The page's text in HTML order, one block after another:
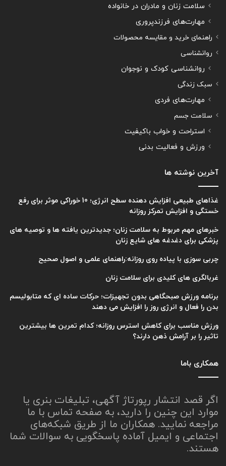
سلامت زنان و مادران در خانواده
مهارت‌های فرزندپروری
راهنمای خرید و مقایسه محصولات
روانشناسی
روانشناسی کودک و نوجوان
سبک زندگی
مهارت‌های فردی
سلامت جسم
استراحت و خواب باکیفیت
ورزش و فعالیت بدنی
آخرین نوشته ها
غذاهای طبیعی افزایش دهنده سطح انرژی؛ 10 خوراکی موثر برای رفع
خستگی و افزایش تمرکز روزانه
خبرهای مهم مربوط به سلامت زنان؛ جدیدترین یافته ها و توصیه های
پزشکی برای دغدغه های شایع زنان
چربی سوزی با پیاده روی روزانه:راهنمای علمی و اصول صحیح
غربالگری های کلیدی برای سلامت زنان
برنامه ورزش صبحگاهی بدون تجهیزات؛ حرکات ساده ای که متابولیسم
بدن را فعال و انرژی روز را افزایش می دهند
ورزش مناسب برای کاهش استرس روزانه؛ کدام تمرین ها بیشترین
تاثیر را بر آرامش ذهن دارند؟
همکاری باما
اگر قصد انتشار رپورتاژ آگهی، تبلیغات بنری یا
موارد این چنین را دارید، به صفحه تماس با ما
مراجعه نمایید. همکاران ما از طریق شبکه‌های
اجتماعی و ایمیل آماده پاسخگویی به سوالات شما
هستند.